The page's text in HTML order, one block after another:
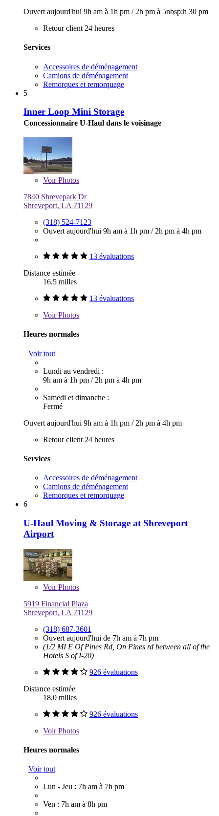
Ouvert aujourd'hui 9h am à 1h pm / 2h pm à 5nbsp;h 30 pm
Retour client 24 heures
Services
Accessoires de déménagement
Camions de déménagement
Remorques et remorquage
5
Inner Loop Mini Storage
Concessionnaire U-Haul dans le voisinage
VoirPhotos
7840 Shrevepark Dr
Shreveport, LA 71129
(318) 524-7123
Ouvert aujourd'hui 9h am à 1h pm / 2h pm à 4h pm
13 évaluations
Distance estimée
16,5 milles
13 évaluations
VoirPhotos
Heures normales
Voir tout
Lundi au vendredi :
9h am à 1h pm / 2h pm à 4h pm
Samedi et dimanche :
Fermé
Ouvert aujourd'hui 9h am à 1h pm / 2h pm à 4h pm
Retour client 24 heures
Services
Accessoires de déménagement
Camions de déménagement
Remorques et remorquage
6
U-Haul Moving & Storage at Shreveport
Airport
VoirPhotos
5919 Financial Plaza
Shreveport, LA 71129
(318) 687-3601
Ouvert aujourd'hui de 7h am à 7h pm
(1/2 MI E Of Pines Rd, On Pines rd between all of the
Hotels S of I-20)
926 évaluations
Distance estimée
18,0 milles
926 évaluations
VoirPhotos
Heures normales
Voir tout
Lun - Jeu : 7h am à 7h pm
Ven : 7h am à 8h pm